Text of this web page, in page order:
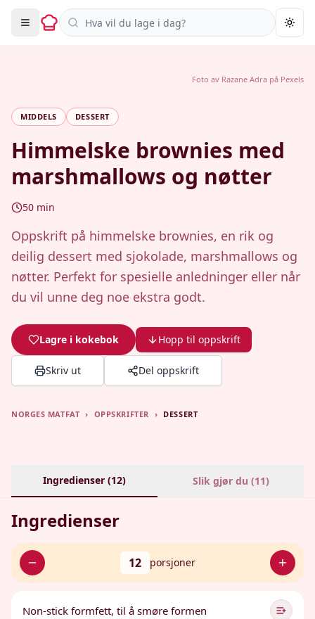
Søk i oppskrifter
MIDDELS DESSERT
Himmelske brownies med
marshmallows og nøtter
50 min
Oppskrift på himmelske brownies, en rik og
deilig dessert med sjokolade, marshmallows og
nøtter. Perfekt for spesielle anledninger eller når
du vil unne deg noe ekstra godt.
Lagre i kokebok Hopp til oppskrift
Skriv ut Del oppskrift
Foto av Razane Adra på Pexels
NORGES MATFAT › OPPSKRIFTER › DESSERT
Ingredienser (12) Slik gjør du (11)
Ingredienser
12 porsjoner
Non-stick formfett, til å smøre formen